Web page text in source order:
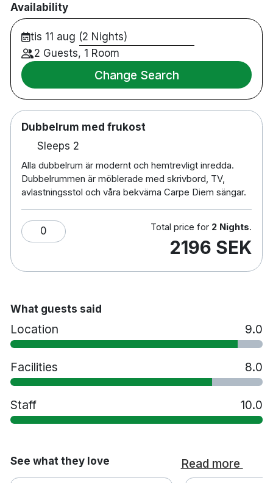
mot trädens sus och sjöns kluckande vågor.
112 rum
Restaurang och bar
Gratis parkering
Gym
Rullstolsanpassat
Husdjurvänligt
Rökfritt
Availability
tis 11 aug (2 Nights)
2 Guests, 1 Room
Change Search
Dubbelrum med frukost
Sleeps 2
Alla dubbelrum är modernt och hemtrevligt inredda.
Dubbelrummen är möblerade med skrivbord, TV,
avlastningsstol och våra bekväma Carpe Diem sängar.
0 Total price for 2 Nights.
2196 SEK
What guests said
Location 9.0
Facilities 8.0
Staff 10.0
See what they love Read more